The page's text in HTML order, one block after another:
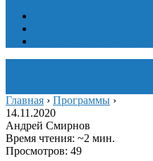
Главная › Программы ›
14.11.2020
Андрей Смирнов
Время чтения: ~2 мин.
Просмотров: 49